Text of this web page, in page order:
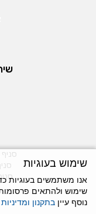
שימוש בעוגיות
אנו משתמשים בעוגיות
שימוש ולהתאים
נוסף עיין בתקנון